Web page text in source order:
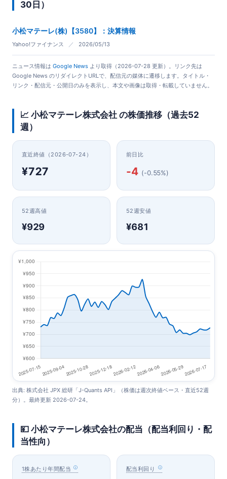
30日）
小松マテーレ(株)【3580】：決算情報
Yahoo!ファイナンス ／ 2026/05/13
ニュース情報は Google News より取得（2026-07-28 更新）。リンク先は
Google News のリダイレクトURLで、配信元の媒体に遷移します。タイトル・
リンク・配信元・公開日のみを表示し、本文や画像は取得・転載していません。
📈 小松マテーレ株式会社 の株価推移（過去52
週）
直近終値（2026-07-24）
¥727
前日比
-4 (-0.55%)
52週高値
¥929
52週安値
¥681
出典: 株式会社 JPX 総研「J-Quants API」（株価は週次終値ベース・直近52週
分）。最終更新 2026-07-24。
💴 小松マテーレ株式会社の配当（配当利回り・配
当性向）
1株あたり年間配当 配当利回り